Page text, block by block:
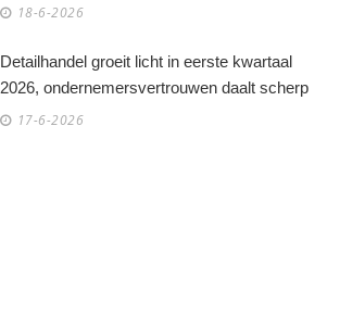
18-6-2026
Detailhandel groeit licht in eerste kwartaal
2026, ondernemersvertrouwen daalt scherp
17-6-2026